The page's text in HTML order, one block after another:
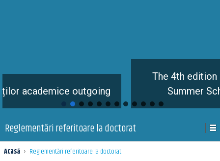
outgoing
The 4th edition of the
Summer School is
Reglementări referitoare la doctorat
Acasă › Reglementări referitoare la doctorat